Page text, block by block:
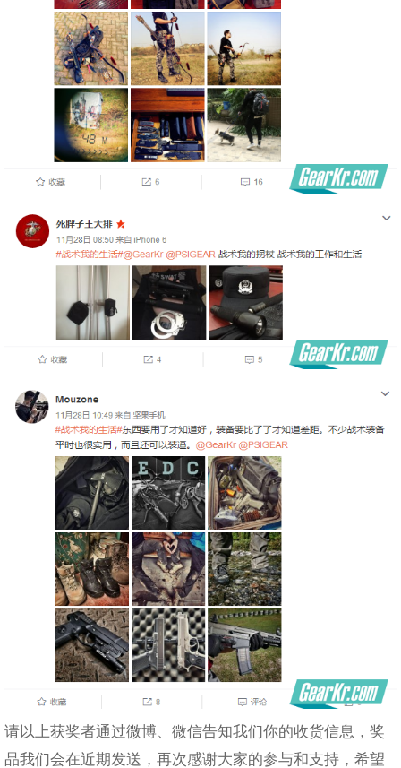
请以上获奖者通过微博、微信告知我们你的收货信息，奖
品我们会在近期发送，再次感谢大家的参与和支持，希望